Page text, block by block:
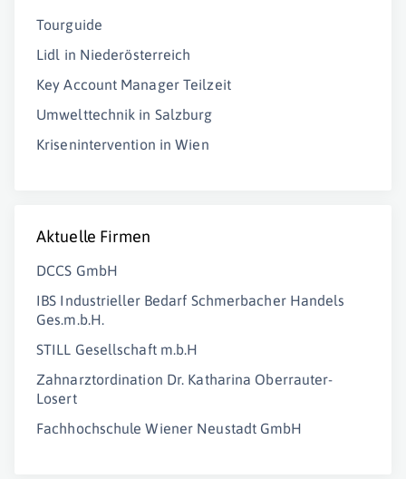
Tourguide
Lidl in Niederösterreich
Key Account Manager Teilzeit
Umwelttechnik in Salzburg
Krisenintervention in Wien
Aktuelle Firmen
DCCS GmbH
IBS Industrieller Bedarf Schmerbacher Handels
Ges.m.b.H.
STILL Gesellschaft m.b.H
Zahnarztordination Dr. Katharina Oberrauter-
Losert
Fachhochschule Wiener Neustadt GmbH